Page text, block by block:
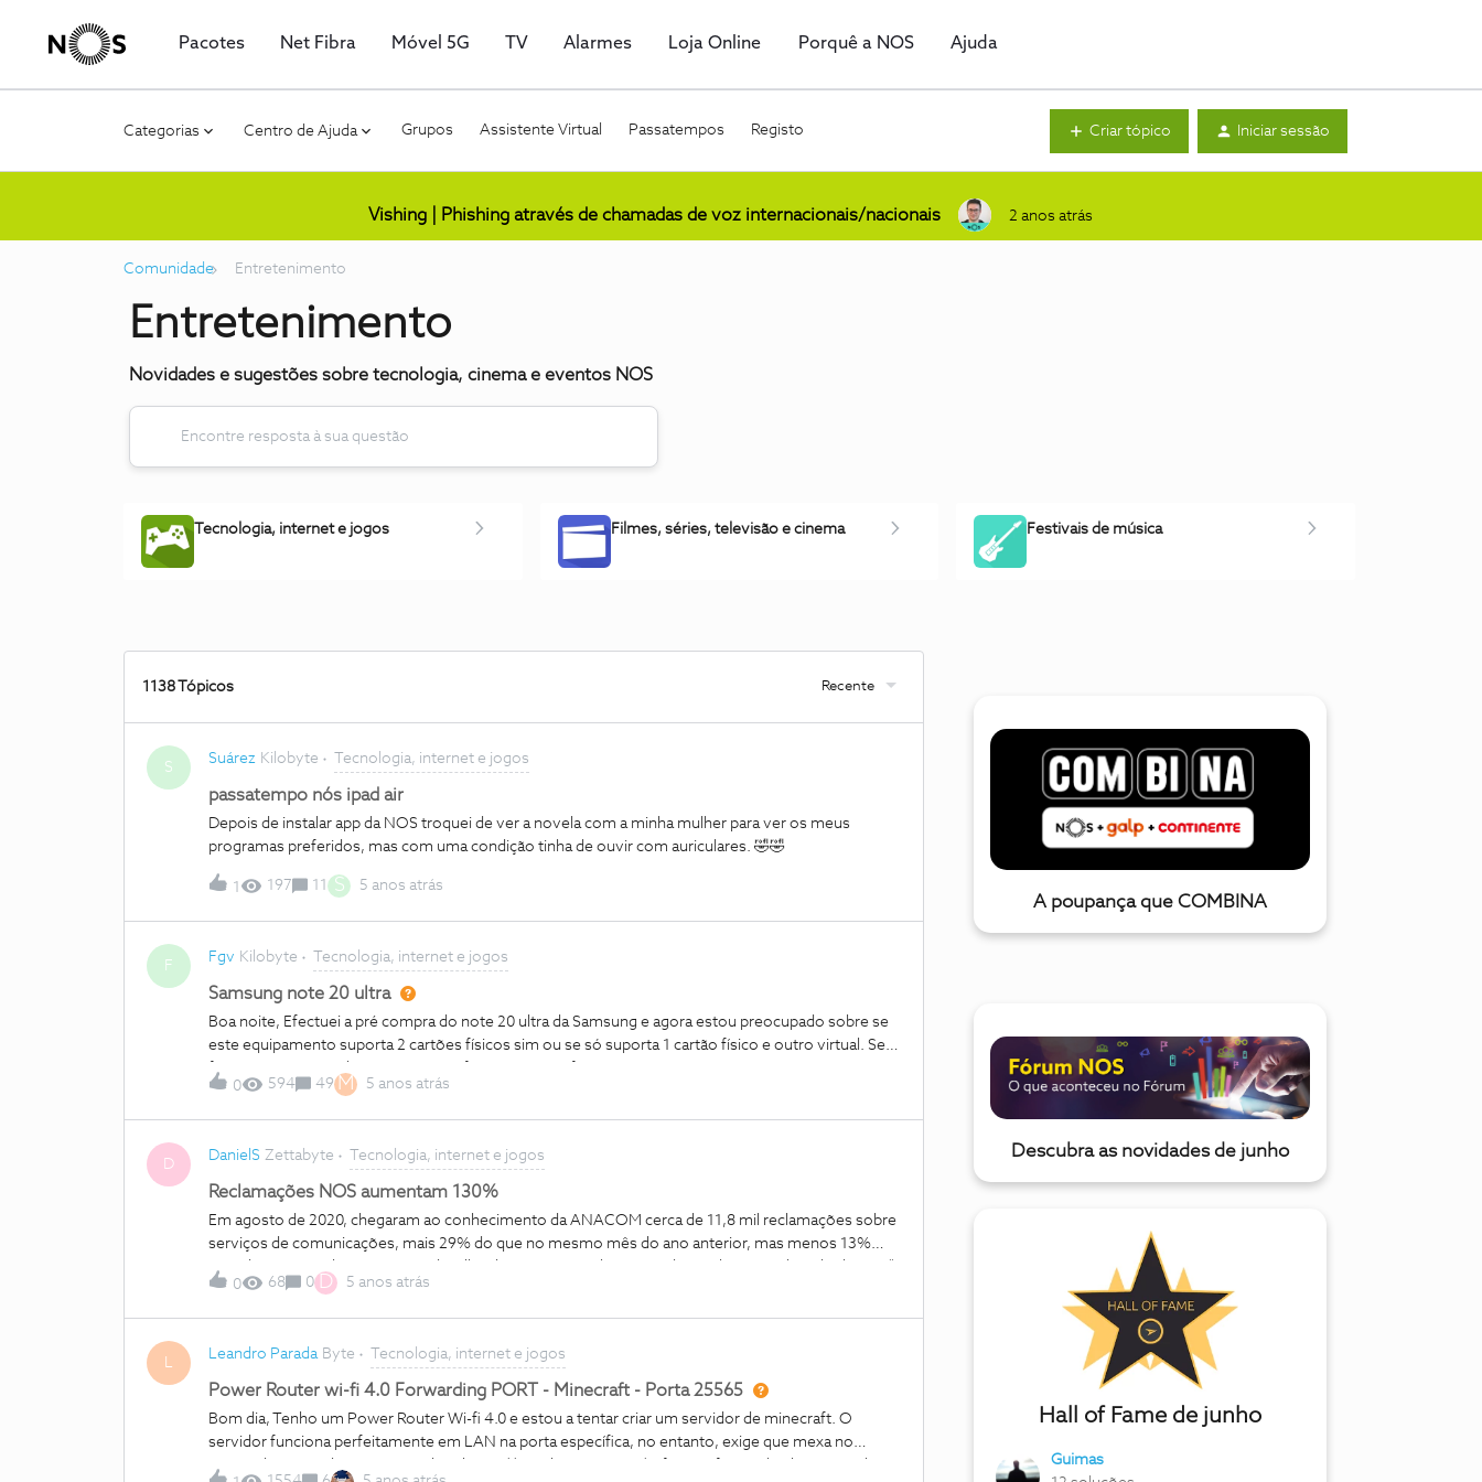
Pacotes Net Fibra Móvel 5G TV Alarmes Loja Online Porquê a NOS Ajuda
Categorias Centro de Ajuda Grupos Assistente Virtual Passatempos Registo Criar tópico Iniciar sessão
Vishing | Phishing através de chamadas de voz internacionais/nacionais 2 anos atrás
Comunidade Entretenimento
Entretenimento
Novidades e sugestões sobre tecnologia, cinema e eventos NOS
Tecnologia, internet e jogos Filmes, séries, televisão e cinema Festivais de música
1138 Tópicos Recente
S
Suárez Kilobyte Tecnologia, internet e jogos
passatempo nós ipad air
Depois de instalar app da NOS troquei de ver a novela com a minha mulher para ver os meus
programas preferidos, mas com uma condição tinha de ouvir com auriculares. 🤣🤣
1 197 11 S 5 anos atrás
F
Fgv Kilobyte Tecnologia, internet e jogos
Samsung note 20 ultra
Boa noite, Efectuei a pré compra do note 20 ultra da Samsung e agora estou preocupado sobre se
este equipamento suporta 2 cartões físicos sim ou se só suporta 1 cartão físico e outro virtual. Se
for um cartão virtual o que é preciso fazer para transformar o meu cartão sim nos em cartão e-sim?
Cumprimentos
0 594 49 M 5 anos atrás
D
DanielS Zettabyte Tecnologia, internet e jogos
Reclamações NOS aumentam 130%
Em agosto de 2020, chegaram ao conhecimento da ANACOM cerca de 11,8 mil reclamações sobre
serviços de comunicações, mais 29% do que no mesmo mês do ano anterior, mas menos 13%
quando comparado com o mês de julho de 2020, que tinha registado o valor mais elevado do ano.“
a NOS aquele que mais aumentou em termos absolutos e relativos (+130%) ”“ A gestão dos
consumidor.pt/documents/20181/14650297/Reclamacoes_Agosto2020.pdf/8562fdfe-5f6f-498a-
9cb0-b2da573a6825 Ora bem, quando vamos à página de Facebook da NOS e quando visitamos
pessoas fazem, e pior, estes números podem ajudar e muito na análise, mas não representam a
totalidade de pessoas que têm problemas com a NOS.De realçar também que a NOS já se deixou
ultrapass
0 68 0 D 5 anos atrás
L
Leandro Parada Byte Tecnologia, internet e jogos
Power Router wi-fi 4.0 Forwarding PORT - Minecraft - Porta 25565
Bom dia, Tenho um Power Router Wi-fi 4.0 e estou a tentar criar um servidor de minecraft. O
servidor funciona perfeitamente em LAN na porta específica, no entanto, exige que mexa no
Forwarding Port do router. Acedi ao https://aminhanet.nos.pt/ e fiz port forward pelo protocolo
A poupança que COMBINA
Descubra as novidades de junho
Hall of Fame de junho
Guimas